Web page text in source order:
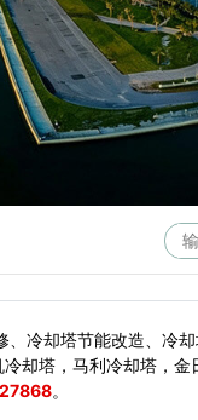
冷却塔节能改造、冷
却塔，马利冷却塔，金
。